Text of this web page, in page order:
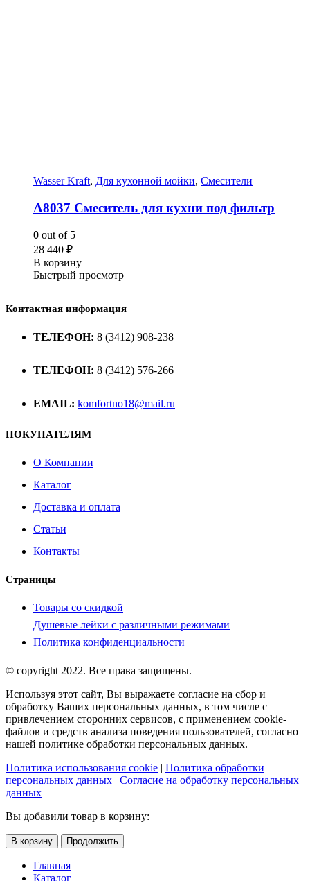
Wasser Kraft, Для кухонной мойки, Смесители
A8037 Смеситель для кухни под фильтр
0 out of 5
28 440 ₽
В корзину
Быстрый просмотр
Контактная информация
ТЕЛЕФОН: 8 (3412) 908-238
ТЕЛЕФОН: 8 (3412) 576-266
EMAIL: komfortno18@mail.ru
ПОКУПАТЕЛЯМ
О Компании
Каталог
Доставка и оплата
Статьи
Контакты
Страницы
Товары со скидкой
Душевые лейки с различными режимами
Политика конфиденциальности
© copyright 2022. Все права защищены.
Используя этот сайт, Вы выражаете согласие на сбор и
обработку Ваших персональных данных, в том числе с
привлечением сторонних сервисов, с применением cookie-
файлов и средств анализа поведения пользователей, согласно
нашей политике обработки персональных данных.
Политика использования cookie | Политика обработки
персональных данных | Согласие на обработку персональных
данных
Вы добавили товар в корзину:
В корзину Продолжить
Главная
Каталог